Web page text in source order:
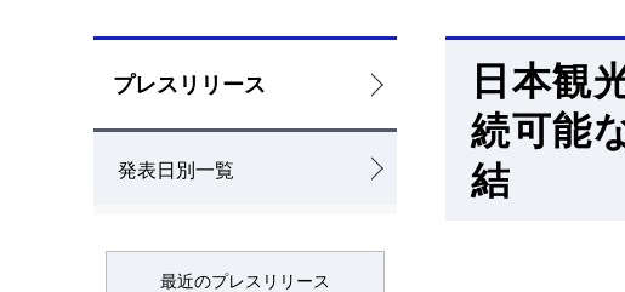
シ
ョ
ン
イ
ト
内
ロ
ー
カ
プレスリリース
発表日別一覧
最近のプレスリリース
日本観
続可能
結